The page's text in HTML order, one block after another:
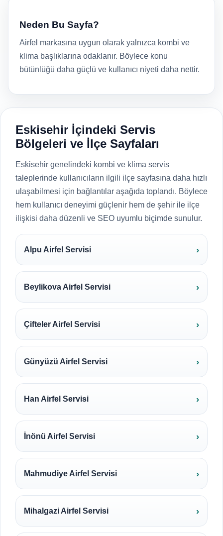
Neden Bu Sayfa?
Airfel markasına uygun olarak yalnızca kombi ve
klima başlıklarına odaklanır. Böylece konu
bütünlüğü daha güçlü ve kullanıcı niyeti daha nettir.
Eskisehir İçindeki Servis
Bölgeleri ve İlçe Sayfaları
Eskisehir genelindeki kombi ve klima servis
taleplerinde kullanıcıların ilgili ilçe sayfasına daha hızlı
ulaşabilmesi için bağlantılar aşağıda toplandı. Böylece
hem kullanıcı deneyimi güçlenir hem de şehir ile ilçe
ilişkisi daha düzenli ve SEO uyumlu biçimde sunulur.
Alpu Airfel Servisi
Beylikova Airfel Servisi
Çifteler Airfel Servisi
Günyüzü Airfel Servisi
Han Airfel Servisi
İnönü Airfel Servisi
Mahmudiye Airfel Servisi
Mihalgazi Airfel Servisi